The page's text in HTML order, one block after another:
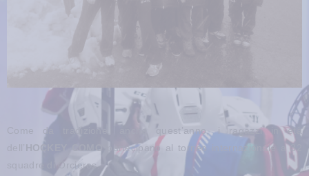
Come da tradizione, anche quest’anno, i ragazzi in età
dell’HOCKEY COMO
partecipano al torneo internazionale a 32
squadre di Orcieres.